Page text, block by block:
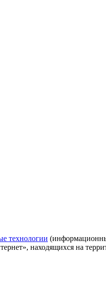
технологии
находящихся на